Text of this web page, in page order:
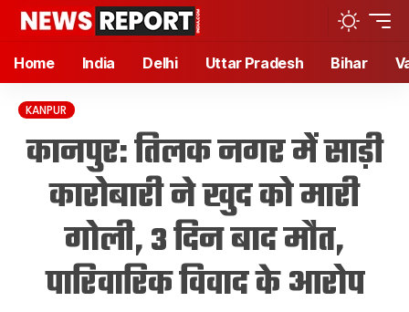
Home India Delhi Uttar Pradesh Bihar
KANPUR
कानपुर: तिलक नगर में साड़ी
कारोबारी ने खुद को मारी
गोली, 3 दिन बाद मौत,
पारिवारिक विवाद के आरोप